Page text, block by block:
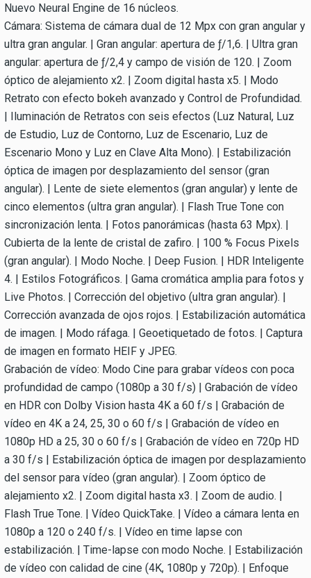
Nuevo Neural Engine de 16 núcleos.
Cámara: Sistema de cámara dual de 12 Mpx con gran angular y
ultra gran angular. | Gran angular: apertura de ƒ/1,6. | Ultra gran
angular: apertura de ƒ/2,4 y campo de visión de 120. | Zoom
óptico de alejamiento x2. | Zoom digital hasta x5. | Modo
Retrato con efecto bokeh avanzado y Control de Profundidad.
| Iluminación de Retratos con seis efectos (Luz Natural, Luz
de Estudio, Luz de Contorno, Luz de Escenario, Luz de
Escenario Mono y Luz en Clave Alta Mono). | Estabilización
óptica de imagen por desplazamiento del sensor (gran
angular). | Lente de siete elementos (gran angular) y lente de
cinco elementos (ultra gran angular). | Flash True Tone con
sincronización lenta. | Fotos panorámicas (hasta 63 Mpx). |
Cubierta de la lente de cristal de zafiro. | 100 % Focus Pixels
(gran angular). | Modo Noche. | Deep Fusion. | HDR Inteligente
4. | Estilos Fotográficos. | Gama cromática amplia para fotos y
Live Photos. | Corrección del objetivo (ultra gran angular). |
Corrección avanzada de ojos rojos. | Estabilización automática
de imagen. | Modo ráfaga. | Geoetiquetado de fotos. | Captura
de imagen en formato HEIF y JPEG.
Grabación de vídeo: Modo Cine para grabar vídeos con poca
profundidad de campo (1080p a 30 f/s) | Grabación de vídeo
en HDR con Dolby Vision hasta 4K a 60 f/s | Grabación de
vídeo en 4K a 24, 25, 30 o 60 f/s | Grabación de vídeo en
1080p HD a 25, 30 o 60 f/s | Grabación de vídeo en 720p HD
a 30 f/s | Estabilización óptica de imagen por desplazamiento
del sensor para vídeo (gran angular). | Zoom óptico de
alejamiento x2. | Zoom digital hasta x3. | Zoom de audio. |
Flash True Tone. | Vídeo QuickTake. | Vídeo a cámara lenta en
1080p a 120 o 240 f/s. | Vídeo en time lapse con
estabilización. | Time-lapse con modo Noche. | Estabilización
de vídeo con calidad de cine (4K, 1080p y 720p). | Enfoque